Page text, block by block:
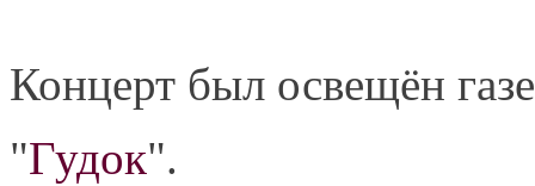
Концерт был освещён
"Гудок".